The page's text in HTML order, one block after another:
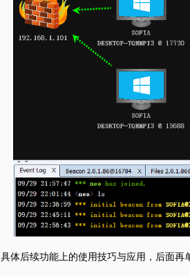
具体后续功能上的使用技巧与应用，后面再